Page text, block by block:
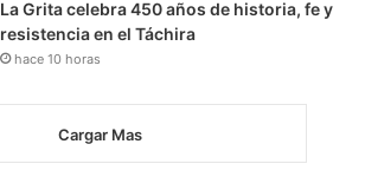
La Grita celebra 450 años de historia, fe y
resistencia en el Táchira
hace 10 horas
Cargar Mas